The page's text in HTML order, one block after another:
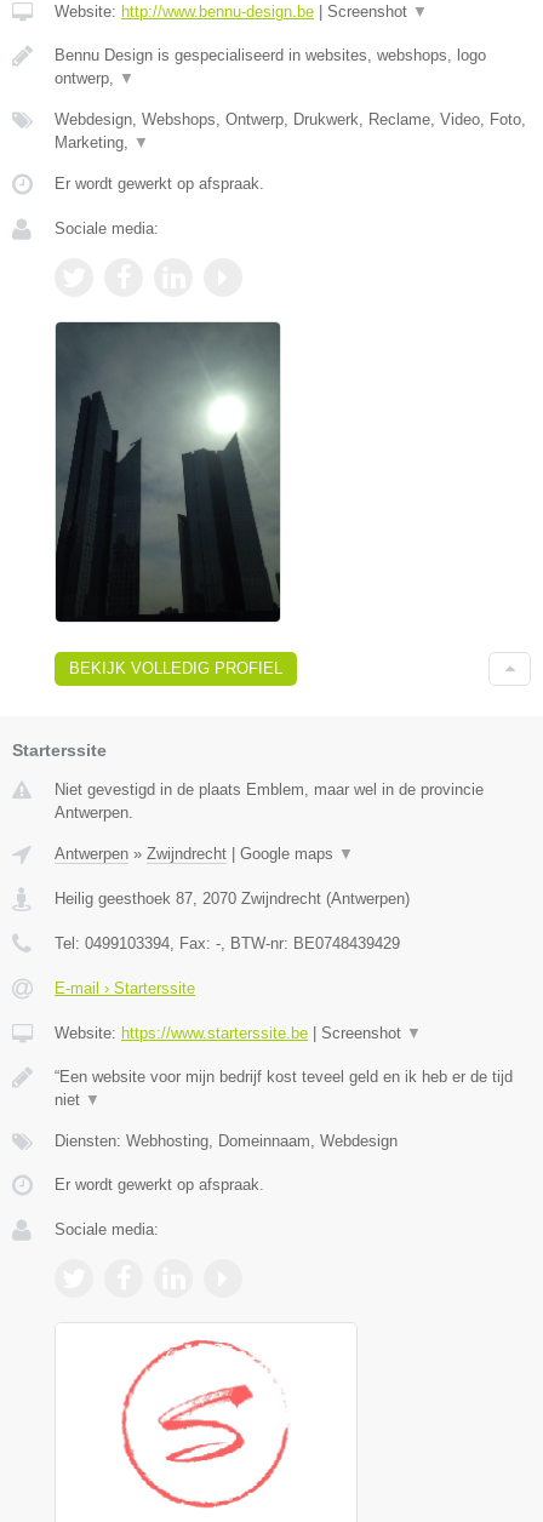
Website: http://www.bennu-design.be | Screenshot ▼
Bennu Design is gespecialiseerd in websites, webshops, logo
ontwerp,
▼
Webdesign, Webshops, Ontwerp, Drukwerk, Reclame, Video, Foto,
Marketing,
▼
Er wordt gewerkt op afspraak.
Sociale media:
BEKIJK VOLLEDIG PROFIEL
Starterssite
Niet gevestigd in de plaats Emblem, maar wel in de provincie
Antwerpen.
Antwerpen » Zwijndrecht Google maps ▼
Heilig geesthoek 87, 2070 Zwijndrecht (Antwerpen)
Tel: 0499103394, Fax: -, BTW-nr: BE0748439429
E-mail › Starterssite
Website: https://www.starterssite.be Screenshot ▼
“Een website voor mijn bedrijf kost teveel geld en ik heb er de tijd
niet ▼
Diensten: Webhosting, Domeinnaam, Webdesign
Er wordt gewerkt op afspraak.
Sociale media: